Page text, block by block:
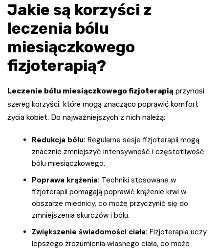
Jakie są korzyści z
leczenia bólu
miesiączkowego
fizjoterapią?
Leczenie bólu miesiączkowego fizjoterapią przynosi
szereg korzyści, które mogą znacząco poprawić komfort
życia kobiet. Do najważniejszych z nich należą:
Redukcja bólu: Regularne sesje fizjoterapii mogą
znacznie zmniejszyć intensywność i częstotliwość
bólu miesiączkowego.
Poprawa krążenia: Techniki stosowane w
fizjoterapii pomagają poprawić krążenie krwi w
obszarze miednicy, co może przyczynić się do
zmniejszenia skurczów i bólu.
Zwiększenie świadomości ciała: Fizjoterapia uczy
lepszego zrozumienia własnego ciała, co może